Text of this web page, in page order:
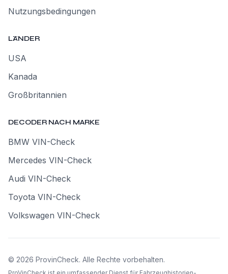
Nutzungsbedingungen
LÄNDER
USA
Kanada
Großbritannien
DECODER NACH MARKE
BMW VIN-Check
Mercedes VIN-Check
Audi VIN-Check
Toyota VIN-Check
Volkswagen VIN-Check
© 2026 ProvinCheck. Alle Rechte vorbehalten.